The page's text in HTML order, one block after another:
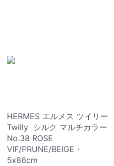
HERMES エルメス ツイリー
Twilly シルク マルチカラー
No.38 ROSE
VIF/PRUNE/BEIGE・
5x86cm